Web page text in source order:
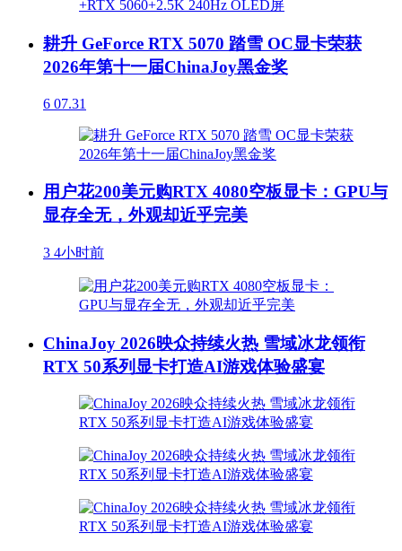
耕升 GeForce RTX 5070 踏雪 OC显卡荣获
2026年第十一届ChinaJoy黑金奖
6 07.31
用户花200美元购RTX 4080空板显卡：GPU与
显存全无，外观却近乎完美
3 4小时前
ChinaJoy 2026映众持续火热 雪域冰龙领衔
RTX 50系列显卡打造AI游戏体验盛宴